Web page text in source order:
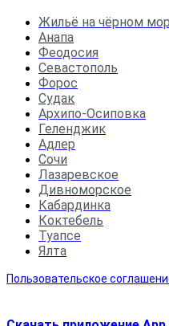
Жильё на чёрном
Анапа
Феодосия
Севастополь
Форос
Судак
Архипо-Осиповка
Геленджик
Адлер
Сочи
Лазаревское
Дивноморское
Кабардинка
Коктебель
Туапсе
Ялта
Пользовательское